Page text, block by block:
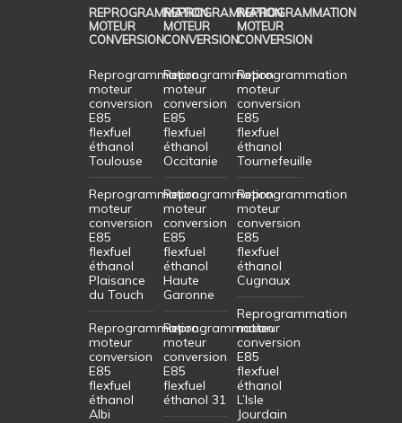
REPROGRAMMATION
MOTEUR
CONVERSION
Reprogrammation
moteur
conversion
E85
flexfuel
éthanol
Toulouse
Reprogrammation
moteur
conversion
E85
flexfuel
éthanol
Plaisance
du Touch
Reprogrammation
moteur
conversion
E85
flexfuel
éthanol
Albi
REPROGRAMMATION
MOTEUR
CONVERSION
Reprogrammation
moteur
conversion
E85
flexfuel
éthanol
Occitanie
Reprogrammation
moteur
conversion
E85
flexfuel
éthanol
Haute
Garonne
Reprogrammation
moteur
conversion
E85
flexfuel
éthanol 31
REPROGRAMMATION
MOTEUR
CONVERSION
Reprogrammation
moteur
conversion
E85
flexfuel
éthanol
Tournefeuille
Reprogrammation
moteur
conversion
E85
flexfuel
éthanol
Cugnaux
Reprogrammation
moteur
conversion
E85
flexfuel
éthanol
L’Isle
Jourdain